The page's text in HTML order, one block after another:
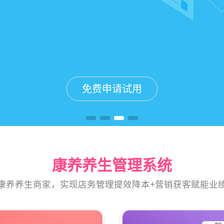
免费申请试用
免费申请试用
免费申请试用
免费申请试用
康养养生管理系统
养养生商家，实现店务管理提效降本+营销获客赋能业